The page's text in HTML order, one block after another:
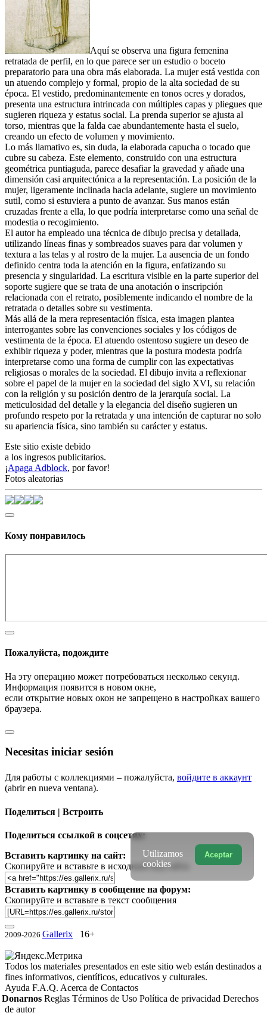
Aquí se observa una figura femenina
retratada de perfil, en lo que parece ser un estudio o boceto
preparatorio para una obra más elaborada. La mujer está vestida con
un atuendo complejo y formal, propio de la alta sociedad de su
época. El vestido, predominantemente en tonos ocres y dorados,
presenta una estructura intrincada con múltiples capas y pliegues que
sugieren riqueza y estatus social. La prenda superior se ajusta al
torso, mientras que la falda cae abundantemente hasta el suelo,
creando un efecto de volumen y movimiento.
Lo más llamativo es, sin duda, la elaborada capucha o tocado que
cubre su cabeza. Este elemento, construido con una estructura
geométrica puntiaguda, parece desafiar la gravedad y añade una
dimensión casi arquitectónica a la representación. La posición de la
mujer, ligeramente inclinada hacia adelante, sugiere un movimiento
sutil, como si estuviera a punto de avanzar. Sus manos están
cruzadas frente a ella, lo que podría interpretarse como una señal de
modestia o recogimiento.
El autor ha empleado una técnica de dibujo precisa y detallada,
utilizando líneas finas y sombreados suaves para dar volumen y
textura a las telas y al rostro de la mujer. La ausencia de un fondo
definido centra toda la atención en la figura, enfatizando su
presencia y singularidad. La escritura visible en la parte superior del
soporte sugiere que se trata de una anotación o inscripción
relacionada con el retrato, posiblemente indicando el nombre de la
retratada o detalles sobre su vestimenta.
Más allá de la mera representación física, esta imagen plantea
interrogantes sobre las convenciones sociales y los códigos de
vestimenta de la época. El atuendo ostentoso sugiere un deseo de
exhibir riqueza y poder, mientras que la postura modesta podría
interpretarse como una forma de cumplir con las expectativas
religiosas o morales de la sociedad. El dibujo invita a reflexionar
sobre el papel de la mujer en la sociedad del siglo XVI, su relación
con la religión y su posición dentro de la jerarquía social. La
meticulosidad del detalle y la elegancia del diseño sugieren un
profundo respeto por la retratada y una intención de capturar no solo
su apariencia física, sino también su carácter y estatus.
Este sitio existe debido
a los ingresos publicitarios.
¡Apaga Adblock, por favor!
Fotos aleatorias
Кому понравилось
Пожалуйста, подождите
На эту операцию может потребоваться несколько секунд.
Информация появится в новом окне,
если открытие новых окон не запрещено в настройках вашего
браузера.
Necesitas iniciar sesión
Для работы с коллекциями – пожалуйста, войдите в аккаунт
(abrir en nueva ventana).
Поделиться | Встроить
Поделиться ссылкой в соцсетях:
Вставить картинку на сайт:
Скопируйте и вставьте в исходный код сайта
Вставить картинку в сообщение на форум:
Скопируйте и вставьте в текст сообщения
2009-2026 Gallerix 16+
Todos los materiales presentados en este sitio web están destinados a
fines informativos, científicos, educativos y culturales.
Ayuda F.A.Q. Acerca de Contactos
Donarnos Reglas Términos de Uso Política de privacidad Derechos
de autor
Aceptar
Utilizamos
cookies